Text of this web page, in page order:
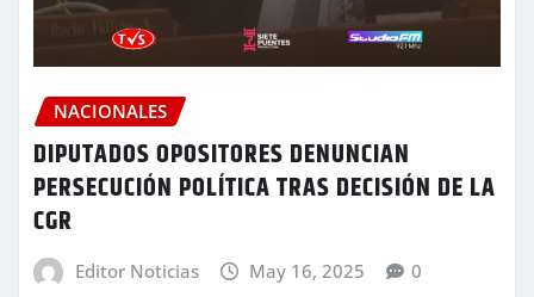
NACIONALES
DIPUTADOS OPOSITORES DENUNCIAN
PERSECUCIÓN POLÍTICA TRAS DECISIÓN DE LA
CGR
Editor Noticias May 16, 2025 0